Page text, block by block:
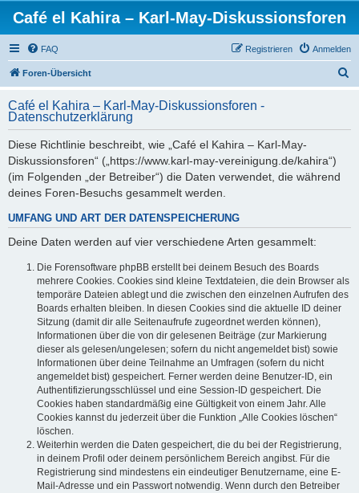
Café el Kahira – Karl-May-Diskussionsforen
FAQ Anmelden
Registrieren
Foren-Übersicht
h
Café el Kahira – Karl-May-Diskussionsforen -
Datenschutzerklärung
Diese Richtlinie beschreibt, wie „Café el Kahira – Karl-May-
Diskussionsforen“ („https://www.karl-may-vereinigung.de/kahira“)
(im Folgenden „der Betreiber“) die Daten verwendet, die während
deines Foren-Besuchs gesammelt werden.
UMFANG UND ART DER DATENSPEICHERUNG
Deine Daten werden auf vier verschiedene Arten gesammelt:
Die Forensoftware phpBB erstellt bei deinem Besuch des Boards
mehrere Cookies. Cookies sind kleine Textdateien, die dein Browser als
temporäre Dateien ablegt und die zwischen den einzelnen Aufrufen des
Boards erhalten bleiben. In diesen Cookies sind die aktuelle ID deiner
Sitzung (damit dir alle Seitenaufrufe zugeordnet werden können),
Informationen über die von dir gelesenen Beiträge (zur Markierung
dieser als gelesen/ungelesen; sofern du nicht angemeldet bist) sowie
Informationen über deine Teilnahme an Umfragen (sofern du nicht
angemeldet bist) gespeichert. Ferner werden deine Benutzer-ID, ein
Authentifizierungsschlüssel und eine Session-ID gespeichert. Die
Cookies haben standardmäßig eine Gültigkeit von einem Jahr. Alle
Cookies kannst du jederzeit über die Funktion „Alle Cookies löschen“
löschen.
Weiterhin werden die Daten gespeichert, die du bei der Registrierung,
in deinem Profil oder deinem persönlichem Bereich angibst. Für die
Registrierung sind mindestens ein eindeutiger Benutzername, eine E-
Mail-Adresse und ein Passwort notwendig. Wenn durch den Betreiber